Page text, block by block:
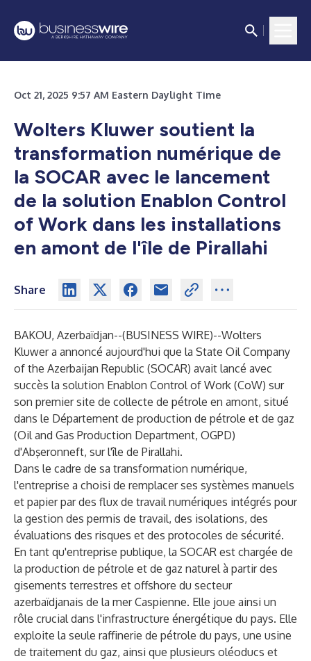
Oct 21, 2025 9:57 AM Eastern Daylight Time
Wolters Kluwer soutient la
transformation numérique de
la SOCAR avec le lancement
de la solution Enablon Control
of Work dans les installations
en amont de l'île de Pirallahi
Share
BAKOU, Azerbaïdjan--(BUSINESS WIRE)--Wolters
Kluwer a annoncé aujourd'hui que la State Oil Company
of the Azerbaijan Republic (SOCAR) avait lancé avec
succès la solution Enablon Control of Work (CoW) sur
son premier site de collecte de pétrole en amont, situé
dans le Département de production de pétrole et de gaz
(Oil and Gas Production Department, OGPD)
d'Abşeronneft, sur l'île de Pirallahi.
Dans le cadre de sa transformation numérique,
l'entreprise a choisi de remplacer ses systèmes manuels
et papier par des flux de travail numériques intégrés pour
la gestion des permis de travail, des isolations, des
évaluations des risques et des protocoles de sécurité.
En tant qu'entreprise publique, la SOCAR est chargée de
la production de pétrole et de gaz naturel à partir des
gisements terrestres et offshore du secteur
azerbaïdjanais de la mer Caspienne. Elle joue ainsi un
rôle crucial dans l'infrastructure énergétique du pays. Elle
exploite la seule raffinerie de pétrole du pays, une usine
de traitement du gaz, ainsi que plusieurs oléoducs et